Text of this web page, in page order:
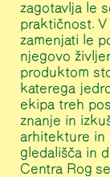
zagotavlja le
praktičnost.
zamenjati le
njegovo
produktom
katerega
ekipa treh
znanje in
arhitekture in
gledališča in
Centra Rog